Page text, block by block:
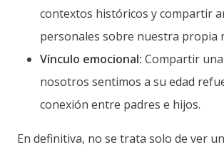
contextos históricos y compartir
personales sobre nuestra propia
Vínculo emocional: Compartir
nosotros sentimos a su edad
conexión entre padres e hijos.
En definitiva, no se trata solo de ver